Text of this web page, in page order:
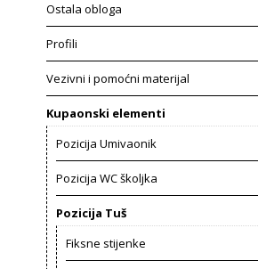
Ostala obloga
Profili
Vezivni i pomoćni materijal
Kupaonski elementi
Pozicija Umivaonik
Pozicija WC školjka
Pozicija Tuš
Fiksne stijenke